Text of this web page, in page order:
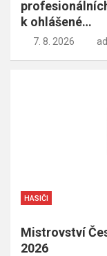
k ohlášené…
7. 8. 2026
HASIČI
Mistrovství
2026